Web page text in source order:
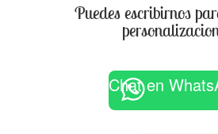
Puedes escribirnos
Chat en